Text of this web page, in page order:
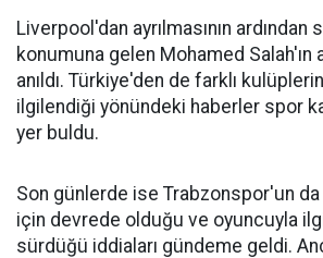
Liverpool'dan ayrılmasının
konumuna gelen Mohamed Salah'ın
anıldı. Türkiye'den de farklı
ilgilendiği yönündeki haberler spor
yer buldu.
Son günlerde ise Trabzonspor'un
için devrede olduğu ve oyuncuyla
sürdüğü iddiaları gündeme geldi.